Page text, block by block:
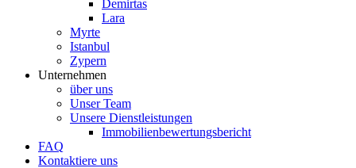
Demirtas
Lara
Myrte
Istanbul
Zypern
Unternehmen
über uns
Unser Team
Unsere Dienstleistungen
Immobilienbewertungsbericht
FAQ
Kontaktiere uns